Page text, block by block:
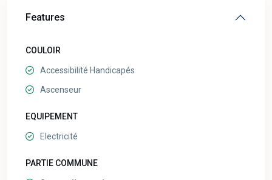
Features
COULOIR
Accessibilité Handicapés
Ascenseur
EQUIPEMENT
Electricité
PARTIE COMMUNE